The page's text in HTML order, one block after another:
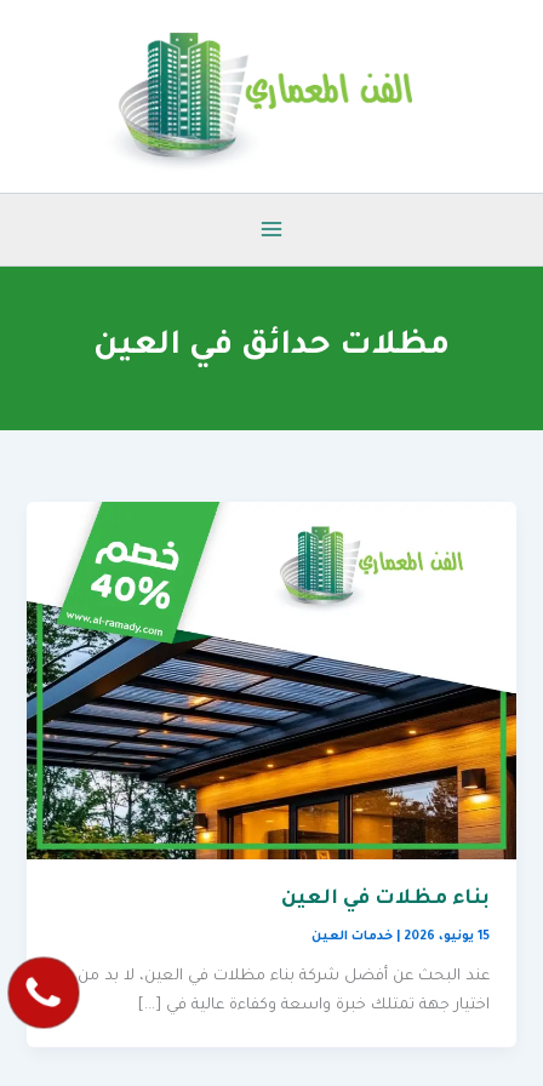
مظلات حدائق في العين
بناء مظلات في العين
15 يونيو، 2026 |خدمات العين
عند البحث عن أفضل شركة بناء مظلات في العين، لا بد من
اختيار جهة تمتلك خبرة واسعة وكفاءة عالية في […]